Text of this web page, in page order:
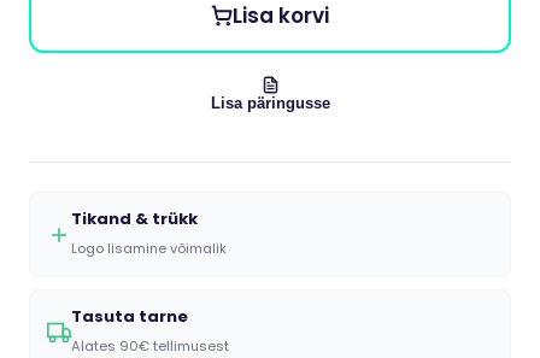
Lisa korvi
Lisa päringusse
Tikand & trükk
Logo lisamine võimalik
Tasuta tarne
Alates 90€ tellimusest